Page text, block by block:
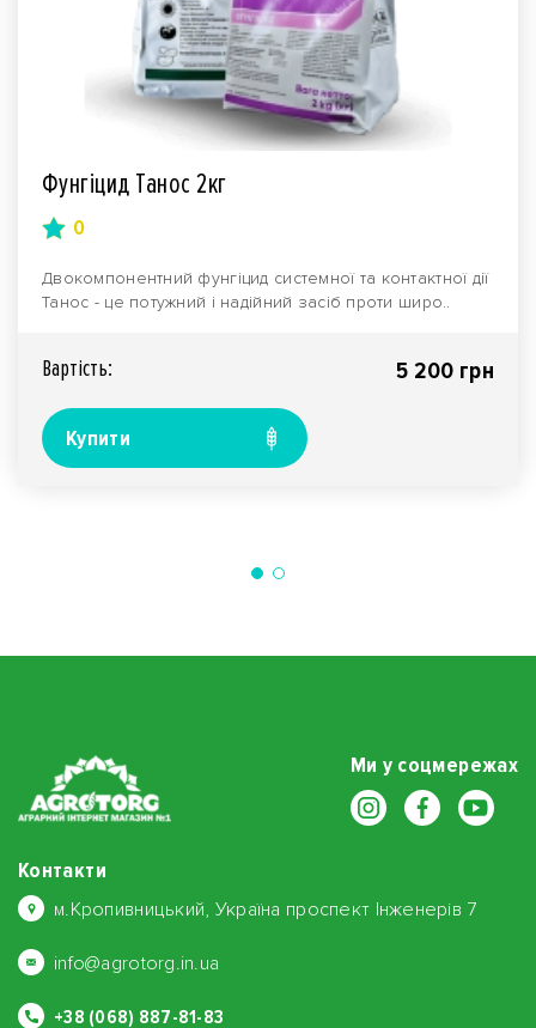
Фунгіцид Танос 2кг
0
Двокомпонентний фунгіцид системної та контактної дії
Танос - це потужний і надійний засіб проти широ..
Вартiсть: 5 200 грн
Купити
Ми у соцмережах
Контакти
м.Кропивницький, Україна проспект Інженерів 7
info@agrotorg.in.ua
+38 (068) 887-81-83